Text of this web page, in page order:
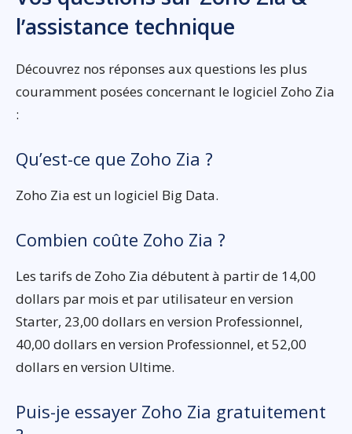
l’assistance technique
Découvrez nos réponses aux questions les plus
couramment posées concernant le logiciel Zoho Zia
:
Qu’est-ce que Zoho Zia ?
Zoho Zia est un logiciel Big Data.
Combien coûte Zoho Zia ?
Les tarifs de Zoho Zia débutent à partir de 14,00
dollars par mois et par utilisateur en version
Starter, 23,00 dollars en version Professionnel,
40,00 dollars en version Professionnel, et 52,00
dollars en version Ultime.
Puis-je essayer Zoho Zia gratuitement